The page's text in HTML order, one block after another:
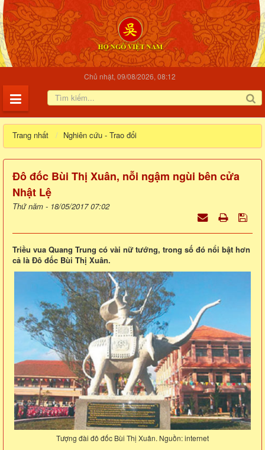
Chủ nhật, 09/08/2026, 08:12
Trang nhất Nghiên cứu - Trao đổi
Đô đốc Bùi Thị Xuân, nỗi ngậm ngùi bên cửa
Nhật Lệ
Thứ năm - 18/05/2017 07:02
Triều vua Quang Trung có vài nữ tướng, trong số đó nổi bật hơn
cả là Đô đốc Bùi Thị Xuân.
Tượng đài đô đốc Bùi Thị Xuân. Nguồn: internet